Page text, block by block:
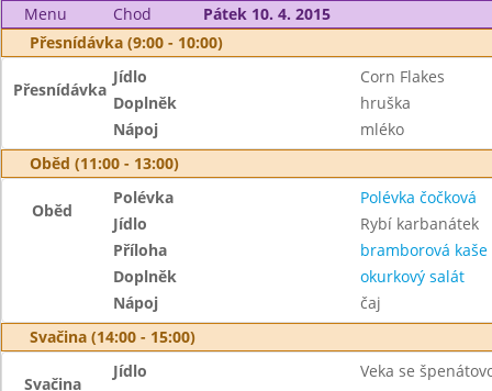
Menu
Chod
Pátek 10. 4. 2015
Přesnídávka (9:00 - 10:00)
Přesnídávka
Jídlo
Corn Flakes
Doplněk
hruška
Nápoj
mléko
Oběd (11:00 - 13:00)
Oběd
Polévka
Polévka čočková
Jídlo
Rybí karbanátek
Příloha
bramborová kaše
Doplněk
okurkový salát
Nápoj
čaj
Svačina (14:00 - 15:00)
Svačina
Jídlo
Veka se